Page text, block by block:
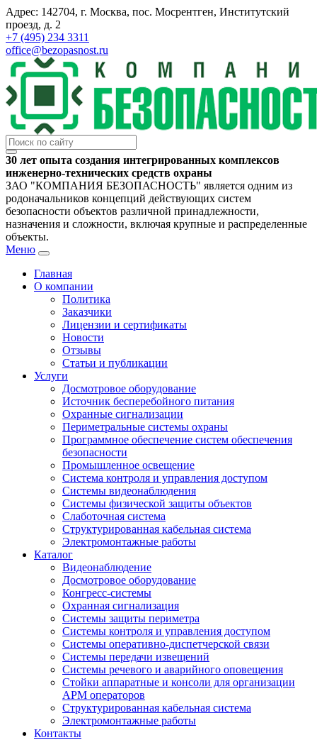
Адрес: 142704, г. Москва, пос. Мосрентген, Институтский
проезд, д. 2
+7 (495) 234 3311
office@bezopasnost.ru
30 лет опыта создания интегрированных комплексов
инженерно-технических средств охраны
ЗАО "КОМПАНИЯ БЕЗОПАСНОСТЬ" является одним из
родоначальников концепций действующих систем
безопасности объектов различной принадлежности,
назначения и сложности, включая крупные и распределенные
объекты.
Меню
Главная
О компании
Политика
Заказчики
Лицензии и сертификаты
Новости
Отзывы
Статьи и публикации
Услуги
Досмотровое оборудование
Источник бесперебойного питания
Охранные сигнализации
Периметральные системы охраны
Программное обеспечение систем обеспечения
безопасности
Промышленное освещение
Система контроля и управления доступом
Системы видеонаблюдения
Системы физической защиты объектов
Слаботочная система
Структурированная кабельная система
Электромонтажные работы
Каталог
Видеонаблюдение
Досмотровое оборудование
Конгресс-системы
Охранная сигнализация
Системы защиты периметра
Системы контроля и управления доступом
Системы оперативно-диспетчерской связи
Системы передачи извещений
Системы речевого и аварийного оповещения
Стойки аппаратные и консоли для организации
АРМ операторов
Структурированная кабельная система
Электромонтажные работы
Контакты